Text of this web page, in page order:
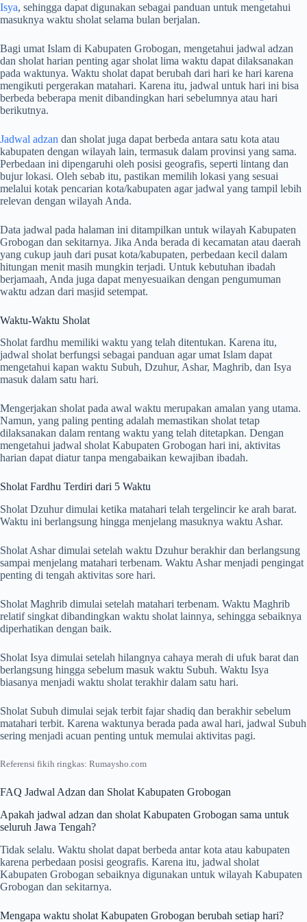
Isya, sehingga dapat digunakan sebagai panduan untuk mengetahui
masuknya waktu sholat selama bulan berjalan.
Bagi umat Islam di Kabupaten Grobogan, mengetahui jadwal adzan
dan sholat harian penting agar sholat lima waktu dapat dilaksanakan
pada waktunya. Waktu sholat dapat berubah dari hari ke hari karena
mengikuti pergerakan matahari. Karena itu, jadwal untuk hari ini bisa
berbeda beberapa menit dibandingkan hari sebelumnya atau hari
berikutnya.
Jadwal adzan dan sholat juga dapat berbeda antara satu kota atau
kabupaten dengan wilayah lain, termasuk dalam provinsi yang sama.
Perbedaan ini dipengaruhi oleh posisi geografis, seperti lintang dan
bujur lokasi. Oleh sebab itu, pastikan memilih lokasi yang sesuai
melalui kotak pencarian kota/kabupaten agar jadwal yang tampil lebih
relevan dengan wilayah Anda.
Data jadwal pada halaman ini ditampilkan untuk wilayah Kabupaten
Grobogan dan sekitarnya. Jika Anda berada di kecamatan atau daerah
yang cukup jauh dari pusat kota/kabupaten, perbedaan kecil dalam
hitungan menit masih mungkin terjadi. Untuk kebutuhan ibadah
berjamaah, Anda juga dapat menyesuaikan dengan pengumuman
waktu adzan dari masjid setempat.
Waktu-Waktu Sholat
Sholat fardhu memiliki waktu yang telah ditentukan. Karena itu,
jadwal sholat berfungsi sebagai panduan agar umat Islam dapat
mengetahui kapan waktu Subuh, Dzuhur, Ashar, Maghrib, dan Isya
masuk dalam satu hari.
Mengerjakan sholat pada awal waktu merupakan amalan yang utama.
Namun, yang paling penting adalah memastikan sholat tetap
dilaksanakan dalam rentang waktu yang telah ditetapkan. Dengan
mengetahui jadwal sholat Kabupaten Grobogan hari ini, aktivitas
harian dapat diatur tanpa mengabaikan kewajiban ibadah.
Sholat Fardhu Terdiri dari 5 Waktu
Sholat Dzuhur dimulai ketika matahari telah tergelincir ke arah barat.
Waktu ini berlangsung hingga menjelang masuknya waktu Ashar.
Sholat Ashar dimulai setelah waktu Dzuhur berakhir dan berlangsung
sampai menjelang matahari terbenam. Waktu Ashar menjadi pengingat
penting di tengah aktivitas sore hari.
Sholat Maghrib dimulai setelah matahari terbenam. Waktu Maghrib
relatif singkat dibandingkan waktu sholat lainnya, sehingga sebaiknya
diperhatikan dengan baik.
Sholat Isya dimulai setelah hilangnya cahaya merah di ufuk barat dan
berlangsung hingga sebelum masuk waktu Subuh. Waktu Isya
biasanya menjadi waktu sholat terakhir dalam satu hari.
Sholat Subuh dimulai sejak terbit fajar shadiq dan berakhir sebelum
matahari terbit. Karena waktunya berada pada awal hari, jadwal Subuh
sering menjadi acuan penting untuk memulai aktivitas pagi.
Referensi fikih ringkas: Rumaysho.com
FAQ Jadwal Adzan dan Sholat Kabupaten Grobogan
Apakah jadwal adzan dan sholat Kabupaten Grobogan sama untuk
seluruh Jawa Tengah?
Tidak selalu. Waktu sholat dapat berbeda antar kota atau kabupaten
karena perbedaan posisi geografis. Karena itu, jadwal sholat
Kabupaten Grobogan sebaiknya digunakan untuk wilayah Kabupaten
Grobogan dan sekitarnya.
Mengapa waktu sholat Kabupaten Grobogan berubah setiap hari?